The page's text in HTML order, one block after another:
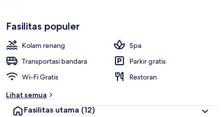
Fasilitas populer
Kolam renang
Spa
Transportasi bandara
Parkir gratis
Wi-Fi Gratis
Restoran
Lihat semua
Fasilitas utama (12)